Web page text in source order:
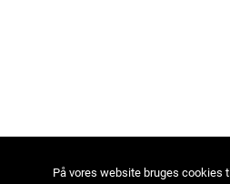
På vores website bruges cookies